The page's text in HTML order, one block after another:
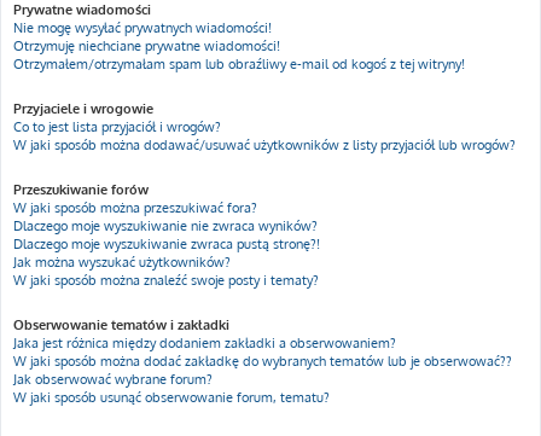
Prywatne wiadomości
Nie mogę wysyłać prywatnych wiadomości!
Otrzymuję niechciane prywatne wiadomości!
Otrzymałem/otrzymałam spam lub obraźliwy e-mail od kogoś z tej witryny!
Przyjaciele i wrogowie
Co to jest lista przyjaciół i wrogów?
W jaki sposób można dodawać/usuwać użytkowników z listy przyjaciół lub wrogów?
Przeszukiwanie forów
W jaki sposób można przeszukiwać fora?
Dlaczego moje wyszukiwanie nie zwraca wyników?
Dlaczego moje wyszukiwanie zwraca pustą stronę?!
Jak można wyszukać użytkowników?
W jaki sposób można znaleźć swoje posty i tematy?
Obserwowanie tematów i zakładki
Jaka jest różnica między dodaniem zakładki a obserwowaniem?
W jaki sposób można dodać zakładkę do wybranych tematów lub je obserwować??
Jak obserwować wybrane forum?
W jaki sposób usunąć obserwowanie forum, tematu?